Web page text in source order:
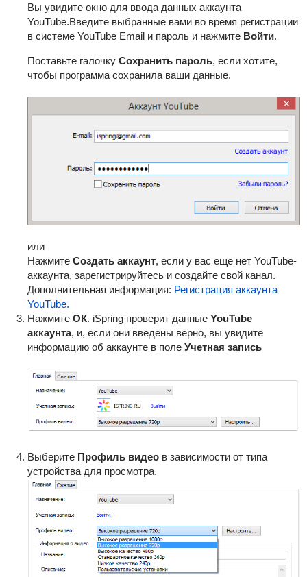
Вы увидите окно для ввода данных аккаунта
YouTube.Введите выбранные вами во время регистрации
в системе YouTube Email и пароль и нажмите Войти.
Поставьте галочку Сохранить пароль, если хотите,
чтобы программа сохранила ваши данные.
или
НажмитеСоздать аккаунт, если у вас еще нет YouTube-
аккаунта, зарегистрируйтесь и создайте свой канал.
Дополнительная информация: Регистрация аккаунта
YouTube.
Нажмите ОК. iSpring проверит данные YouTube
аккаунта, и, если они введены верно, вы увидите
информацию об аккаунте в поле Учетная запись
Выберите Профиль видеов зависимости от типа
устройства для просмотра.